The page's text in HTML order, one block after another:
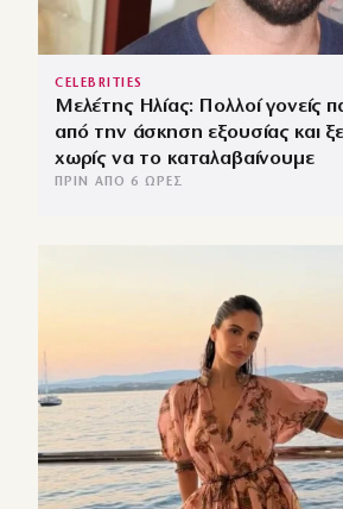
CELEBRITIES
Μελέτης Ηλίας: Πολλοί γονείς
από την άσκηση εξουσίας και
χωρίς να το καταλαβαίνουμε
ΠΡΙΝ ΑΠΌ 6 ΏΡΕΣ